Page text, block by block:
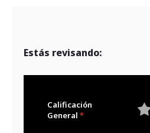
Estás revisando:
Calificación
General